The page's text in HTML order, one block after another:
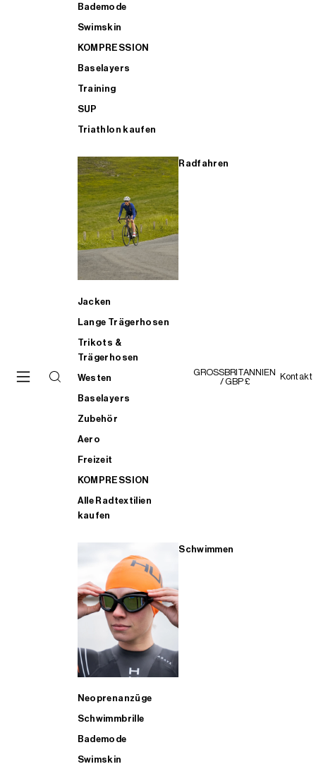
Bademode
Swimskin
KOMPRESSION
Baselayers
Training
SUP
Triathlon kaufen
Radfahren
Jacken
Lange Trägerhosen
Trikots &
Trägerhosen
Westen
Baselayers
Zubehör
Aero
Freizeit
KOMPRESSION
Alle Radtextilien
kaufen
Schwimmen
Neoprenanzüge
Schwimmbrille
Bademode
Swimskin
GROSSBRITANNIEN
/ GBP £
Kontakt